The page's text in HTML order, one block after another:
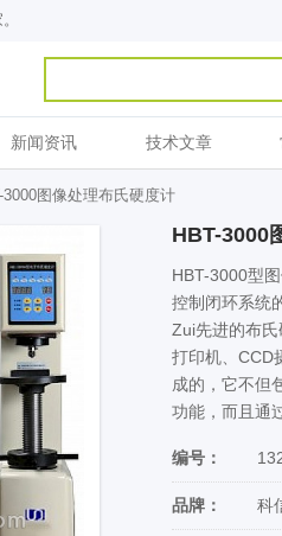
新闻资讯 技术文章
3000图像处理布氏硬度计
HBT-3000
HBT-3000型
控制闭环系统
Zui先进的布氏
打印机、CCD
成的，它不但
功能，而且通
编号：
品牌： 科